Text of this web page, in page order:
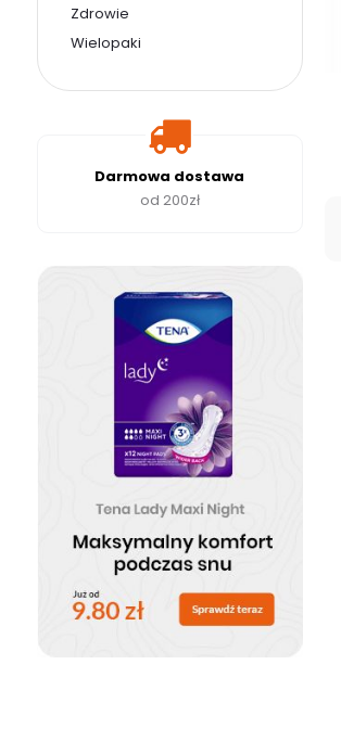
Zdrowie
Wielopaki
Darmowa dostawa
od 200zł